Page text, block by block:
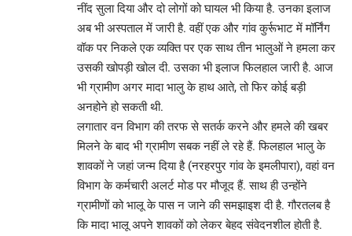
नींद सुला दिया और दो लोगों को घायल भी किया है. उनका इलाज
अब भी अस्पताल में जारी है. वहीं एक और गांव कुर्रूभाट में मॉर्निंग
वॉक पर निकले एक व्यक्ति पर एक साथ तीन भालुओं ने हमला कर
उसकी खोपड़ी खोल दी. उसका भी इलाज फिलहाल जारी है. आज
भी ग्रामीण अगर मादा भालु के हाथ आते, तो फिर कोई बड़ी
अनहोने हो सकती थी.
लगातार वन विभाग की तरफ से सतर्क करने और हमले की खबर
मिलने के बाद भी ग्रामीण सबक नहीं ले रहे हैं. फिलहाल भालु के
शावकों ने जहां जन्म दिया है (नरहरपुर गांव के इमलीपारा), वहां वन
विभाग के कर्मचारी अलर्ट मोड पर मौजूद हैं. साथ ही उन्होंने
ग्रामीणों को भालू के पास न जाने की समझाइश दी है. गौरतलब है
कि मादा भालू अपने शावकों को लेकर बेहद संवेदनशील होती है.